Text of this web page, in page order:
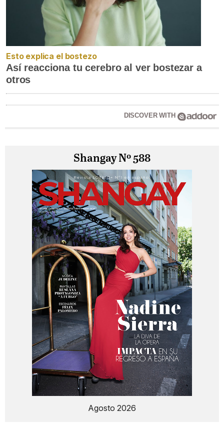
Esto explica el bostezo
Así reacciona tu cerebro al ver bostezar a
otros
DISCOVER WITH
Shangay Nº 588
Agosto 2026